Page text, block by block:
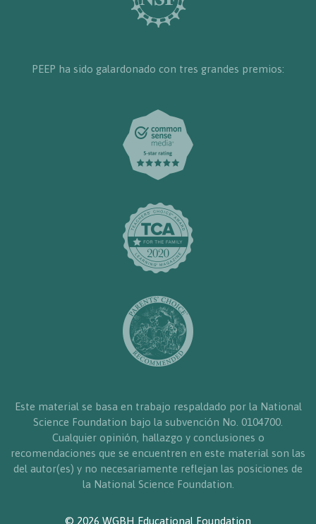
PEEP ha sido galardonado con tres grandes premios:
Este material se basa en trabajo respaldado por la National
Science Foundation bajo la subvención No. 0104700.
Cualquier opinión, hallazgo y conclusiones o
recomendaciones que se encuentren en este material son las
del autor(es) y no necesariamente reflejan las posiciones de
la National Science Foundation.
© 2026 WGBH Educational Foundation